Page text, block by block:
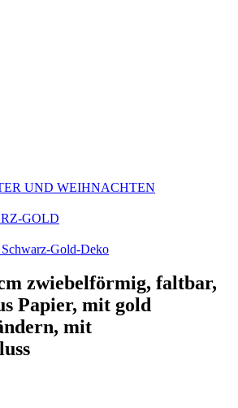
UND WEIHNACHTEN
GOLD
Gold-Deko
zwiebelförmig, faltbar,
Papier, mit gold
mit